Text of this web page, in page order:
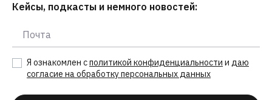
Кейсы, подкасты и немного новостей:
Я ознакомлен сполитикой конфиденциальности и даю
согласие на обработку персональных данных